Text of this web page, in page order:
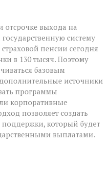
отсрочке выхода на
систему
пенсии сегодня
в 130 тысяч. Поэтому
базовым
источники
программы
корпоративные
позволяет создать
который будет
выплатами.